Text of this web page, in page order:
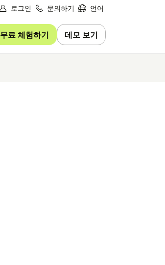
로그인 문의하기 언어
무료 체험하기 데모 보기